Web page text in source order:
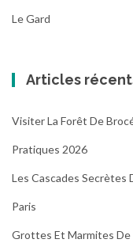
Le Gard
Articles
Visiter La Forêt De
Pratiques 2026
Les Cascades Secrètes
Paris
Grottes Et Marmites De